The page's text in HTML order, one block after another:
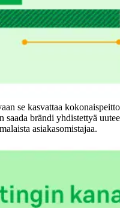
se kasvattaa
brändi yhdistettyä
asiakasomistajaa.